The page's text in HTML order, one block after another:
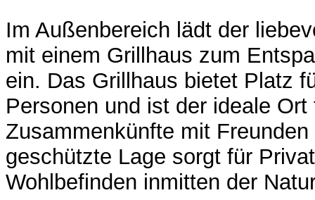
Im Außenbereich lädt der
mit einem Grillhaus zum
ein. Das Grillhaus bietet Platz
Personen und ist der ideale
Zusammenkünfte mit
geschützte Lage sorgt für
Wohlbefinden inmitten der